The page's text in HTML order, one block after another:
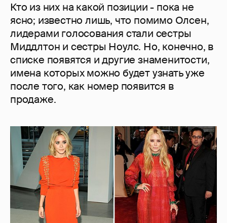
Кто из них на какой позиции - пока не
ясно; известно лишь, что помимо Олсен,
лидерами голосования стали сестры
Миддлтон и сестры Ноулс. Но, конечно, в
списке появятся и другие знаменитости,
имена которых можно будет узнать уже
после того, как номер появится в
продаже.